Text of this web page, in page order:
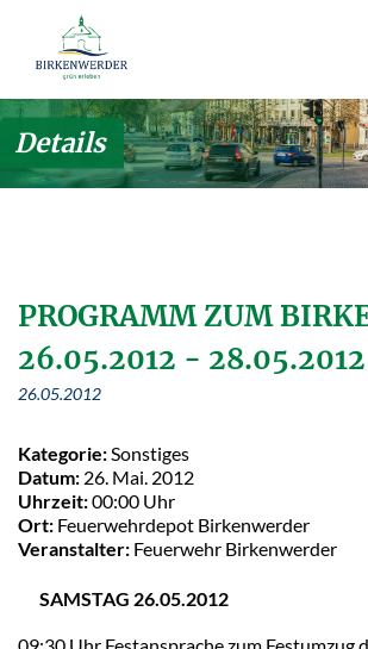
Zum Hauptinhalt springen
Details
PROGRAMM ZUM
26.05.2012 - 28.05.2012
26.05.2012
Kategorie: Sonstiges
Datum: 26. Mai. 2012
Uhrzeit:00:00 Uhr
Ort: Feuerwehrdepot Birkenwerder
Veranstalter: Feuerwehr Birkenwerder
SAMSTAG 26.05.2012
09:30 Uhr Festansprache zum Festumzug